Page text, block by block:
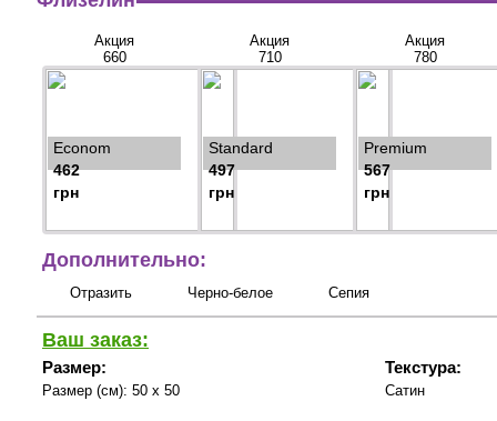
Акция
660
Econom
462
грн
Акция
710
Standard
497
грн
Акция
780
Premium
567
грн
Дополнительно:
Отразить Черно-белое Сепия
Ваш заказ:
Размер:
Размер (см): 50 x 50
Текстура:
Сатин